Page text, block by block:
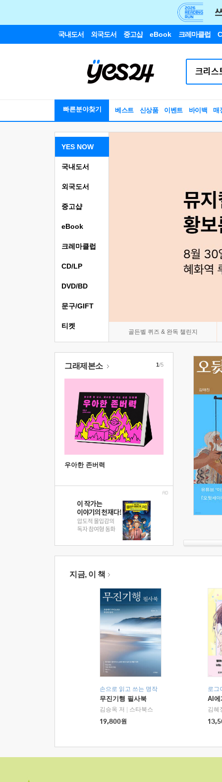
국내도서 외국도서 중고샵 eBook 크레마클럽
빠른분야찾기 베스트 신상품 이벤트 바이백 매
YES NOW
골든벨 퀴즈 & 완독 챌린지
국내도서
외국도서
중고샵
eBook
크레마클럽
CD/LP
DVD/BD
문구/GIFT
티켓
그래제본소
우아한 존버력
1/5
지금, 이 책
손으로 읽고 쓰는 명작
무진기행 필사북
김승옥 저
스타북스
19,800원
로그
AI에
김혜